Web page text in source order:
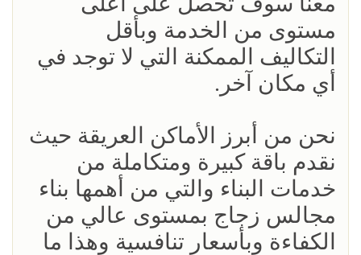
مستوى من الخدمة وبأقل
التكاليف الممكنة التي لا توجد في
أي مكان آخر.
نحن من أبرز الأماكن العريقة حيث
نقدم باقة كبيرة ومتكاملة من
خدمات البناء والتي من أهمها بناء
مجالس زجاج بمستوى عالي من
الكفاءة وبأسعار تنافسية وهذا ما